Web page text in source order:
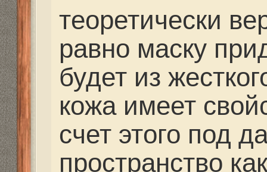
ленинском
мне посоветовали и
снаряжение
Re: Выбор маски
strannik» 02 июл 2014,